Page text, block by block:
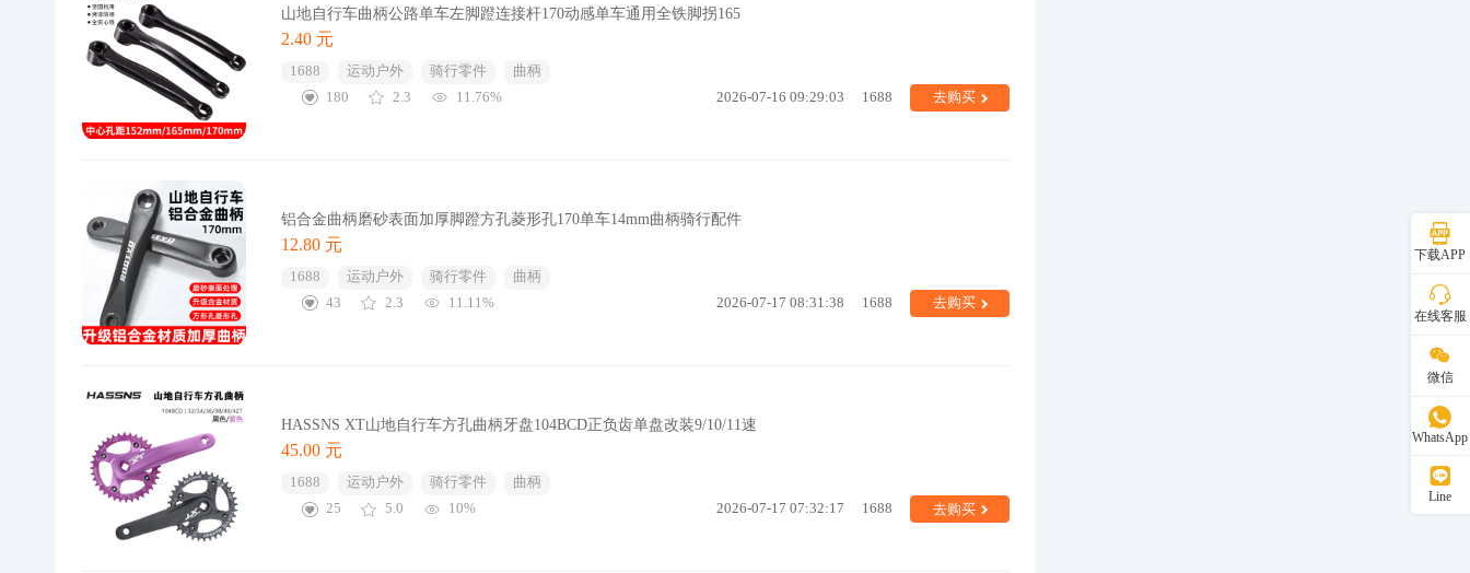
山地自行车曲柄公路单车左脚蹬连接杆170动感单车通用全铁脚拐165
2.40 元
1688 运动户外 骑行零件
曲柄
180
2.3 11.76% 2026-07-16 09:29:03 1688 去购买
铝合金曲柄磨砂表面加厚脚蹬方孔菱形孔170单车14mm曲柄骑行配件
12.80 元
1688 运动户外 骑行零件
曲柄
43
2.3 11.11% 2026-07-17 08:31:38 1688 去购买
HASSNS XT山地自行车方孔曲柄牙盘104BCD正负齿单盘改装9/10/11速
45.00 元
1688 运动户外 骑行零件
曲柄
25
5.0 10% 2026-07-17 07:32:17 1688 去购买
下载APP
在线客服
微信
WhatsApp
Line